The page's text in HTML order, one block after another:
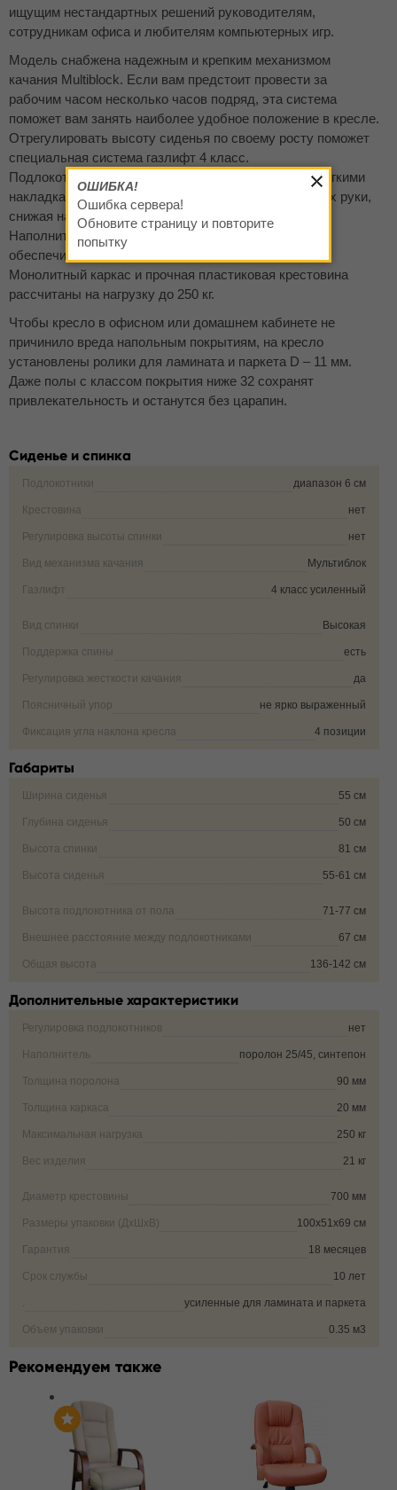
ищущим нестандартных решений руководителям,
сотрудникам офиса и любителям компьютерных игр.
Модель снабжена надежным и крепким механизмом
качания Multiblock. Если вам предстоит провести за
рабочим часом несколько часов подряд, эта система
поможет вам занять наиболее удобное положение в кресле.
Отрегулировать высоту сиденья по своему росту поможет
специальная система газлифт 4 класс.
Подлокотники сделаны из пластика и дополнены мягкими
накладками. На них можно удобно разместить на них руки,
снижая нагрузку на локти.
Наполнитель спинки и сиденья модели Идея Silver
обеспечивает дополнительный комфорт.
Монолитный каркас и прочная пластиковая крестовина
рассчитаны на нагрузку до 250 кг.
Чтобы кресло в офисном или домашнем кабинете не
причинило вреда напольным покрытиям, на кресло
установлены ролики для ламината и паркета D – 11 мм.
Даже полы с классом покрытия ниже 32 сохранят
привлекательность и останутся без царапин.
Сиденье и спинка
Подлокотники диапазон 6 см
Крестовина нет
Регулировка высоты спинки нет
Вид механизма качания Мультиблок
Газлифт 4 класс усиленный
Вид спинки Высокая
Поддержка спины есть
Регулировка жесткости качания да
Поясничный упор не ярко выраженный
Фиксация угла наклона кресла 4 позиции
Габариты
Ширина сиденья 55 см
Глубина сиденья 50 см
Высота спинки 81 см
Высота сиденья 55-61 см
Высота подлокотника от пола 71-77 см
Внешнее расстояние между подлокотниками 67 см
Общая высота 136-142 см
Дополнительные характеристики
Регулировка подлокотников нет
Наполнитель поролон 25/45, синтепон
Толщина поролона 90 мм
Толщина каркаса 20 мм
Максимальная нагрузка 250 кг
Вес изделия 21 кг
Диаметр крестовины 700 мм
Размеры упаковки (ДxШxВ) 100х51х69 см
Гарантия 18 месяцев
Срок службы 10 лет
. усиленные для ламината и паркета
Объем упаковки 0.35 м3
Рекомендуем также
ОШИБКА!
Ошибка сервера!
Обновите страницу и повторите
попытку